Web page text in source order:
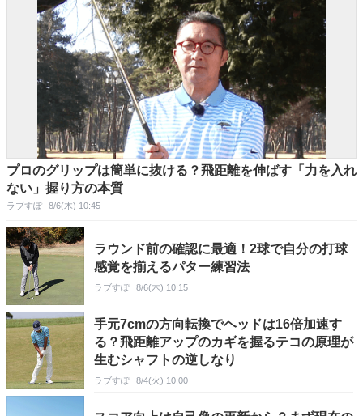
プロのグリップは簡単に抜ける？飛距離を伸ばす「力を入れ
ない」握り方の本質
ラブすぽ 8/6(木) 10:45
ラウンド前の確認に最適！2球で自分の打球
感覚を揃えるパター練習法
ラブすぽ 8/6(木) 10:15
手元7cmの方向転換でヘッドは16倍加速す
る？飛距離アップのカギを握るテコの原理が
生むシャフトの逆しなり
ラブすぽ 8/4(火) 10:00